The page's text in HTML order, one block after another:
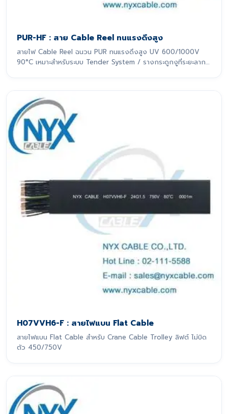
PUR-HF : สาย Cable Reel ทนแรงดึงสูง
สายไฟ Cable Reel ฉนวน PUR ทนแรงดึงสูง UV 600/1000V
90°C เหมาะสำหรับระบบ Tender System / รางกระดูกงูที่ระยะลาก
H07VVH6-F : สายไฟแบน Flat Cable
สายไฟแบน Flat Cable สำหรับ Crane Cable Trolley ลิฟต์ ไม่บิด
ตัว 450/750V